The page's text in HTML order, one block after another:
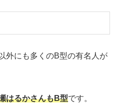
外にも多くのB型の有名人が
はるかさんもB型です。